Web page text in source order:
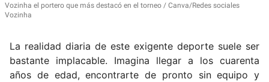
Vozinha el portero que más destacó en el torneo
Canva/Redes sociales
Vozinha
La realidad diaria de este exigente deporte suele ser
bastante implacable. Imagina llegar a los cuarenta
años de edad, encontrarte de pronto sin equipo y